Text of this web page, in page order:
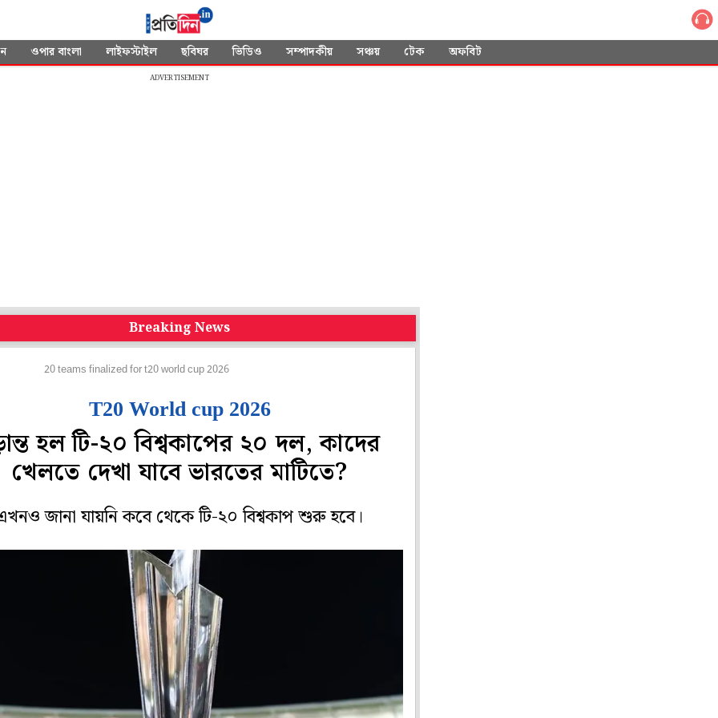
ওপার বাংলা লাইফস্টাইল ছবিঘর ভিডিও সম্পাদকীয় সঞ্চয় টেক অফবিট
ADVERTISEMENT
Breaking News
20 teams finalized for t20 world cup 2026
T20 World cup 2026
হল টি-২০ বিশ্বকাপের ২০ দল, কাদের
খেলতে দেখা যাবে ভারতের মাটিতে?
জানা যায়নি কবে থেকে টি-২০ বিশ্বকাপ শুরু হবে।